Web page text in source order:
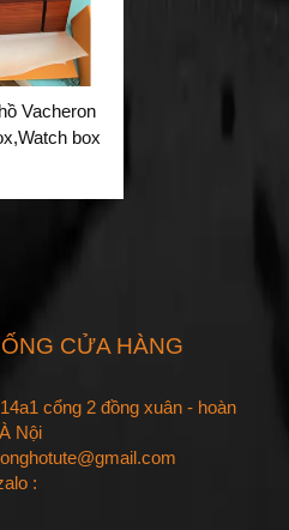
Vacheron
box
CỬA HÀNG
cổng 2 đồng xuân - hoàn
Nội
: